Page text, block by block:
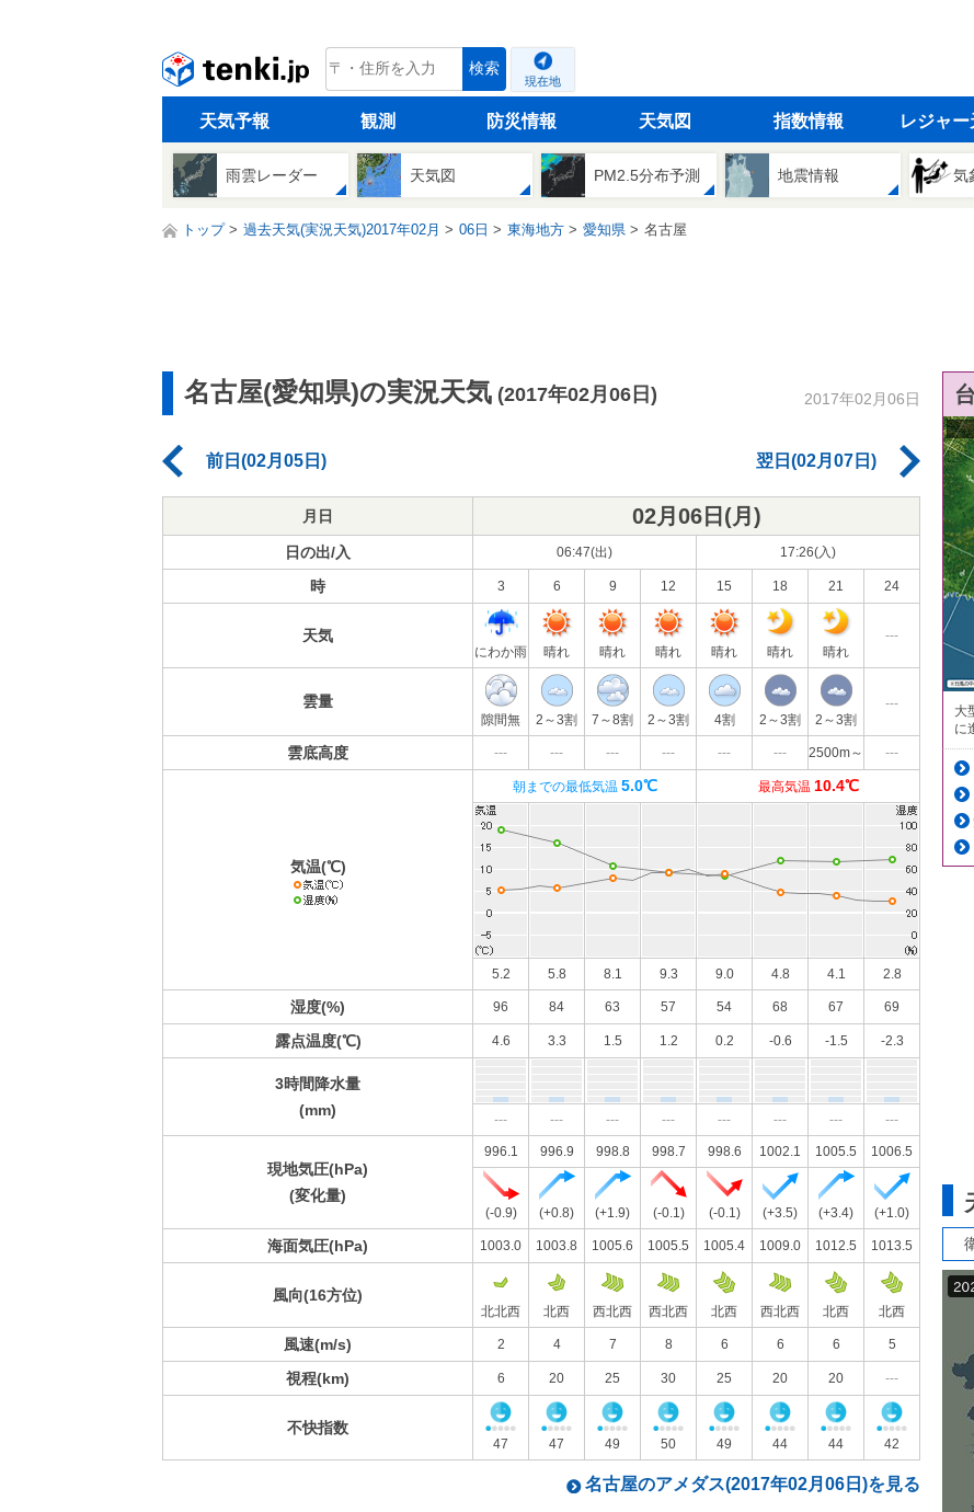
tenki.jp 検索
現在地
天気予報 観測 防災情報 天気図 指数情報 レジャー
雨雲レーダー 天気図 PM2.5分布予測 地震情報 気
トップ 過去天気(実況天気)2017年02月 06日 東海地方 愛知県 名古屋
名古屋(愛知県)の実況天気 (2017年02月06日) 2017年02月06日
前日(02月05日) 翌日(02月07日)
月日 02月06日(月 )
日の出/入 06:47(出) 17:26(入)
時 3 6 9 12 15 18 21 24
天気
にわか雨 晴れ 晴れ 晴れ 晴れ 晴れ 晴れ
---
雲量
隙間無 2～3割 7～8割 2～3割 4割 2～3割 2～3割
---
雲底高度 --- --- --- --- --- --- 2500m～ ---
気温(℃)
朝までの最低気温 5.0℃ 最高気温 10.4℃
5.2 5.8 8.1 9.3 9.0 4.8 4.1 2.8
湿度(%) 96 84 63 57 54 68 67 69
露点温度(℃) 4.6 3.3 1.5 1.2 0.2 -0.6 -1.5 -2.3
3時間降水量
(mm)
--- --- --- --- --- --- --- ---
現地気圧(hPa)
(変化量)
996.1 996.9 998.8 998.7 998.6 1002.1 1005.5 1006.5
(-0.9) (+0.8) (+1.9) (-0.1) (-0.1) (+3.5) (+3.4) (+1.0)
海面気圧(hPa) 1003.0 1003.8 1005.6 1005.5 1005.4 1009.0 1012.5 1013.5
風向(16方位)
北北西 北西 西北西 西北西 北西 西北西 北西 北西
風速(m/s) 2 4 7 8 6 6 6 5
視程(km) 6 20 25 30 25 20 20 ---
不快指数
47 47 49 50 49 44 44 42
名古屋のアメダス(2017年02月06日)を見る
大
に